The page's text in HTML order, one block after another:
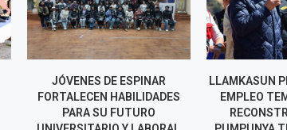
JÓVENES DE ESPINAR
FORTALECEN HABILIDADES
PARA SU FUTURO
LLAMKASUN
EMPLEO